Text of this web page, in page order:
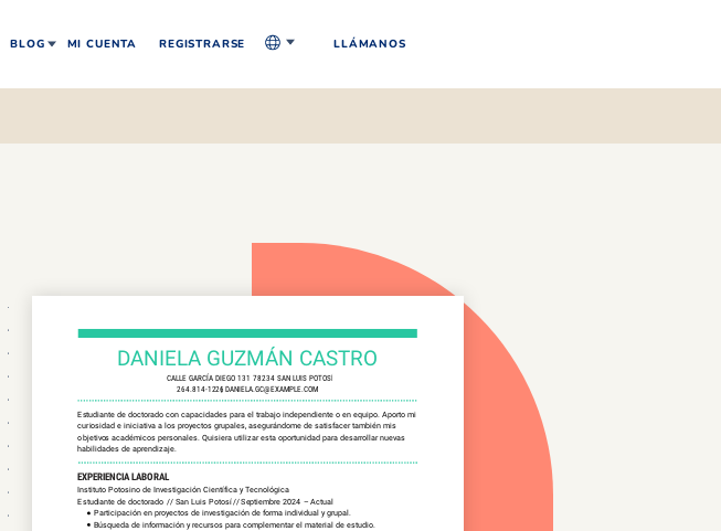
BLOG MI CUENTA REGISTRARSE LLÁMANOS